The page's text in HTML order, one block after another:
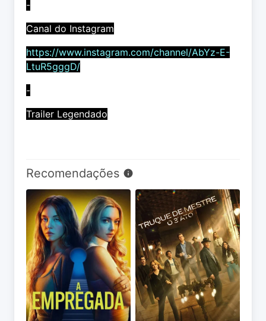
-
Canal do Instagram
https://www.instagram.com/channel/AbYz-E-
LtuR5gggD/
-
Trailer Legendado
Recomendações